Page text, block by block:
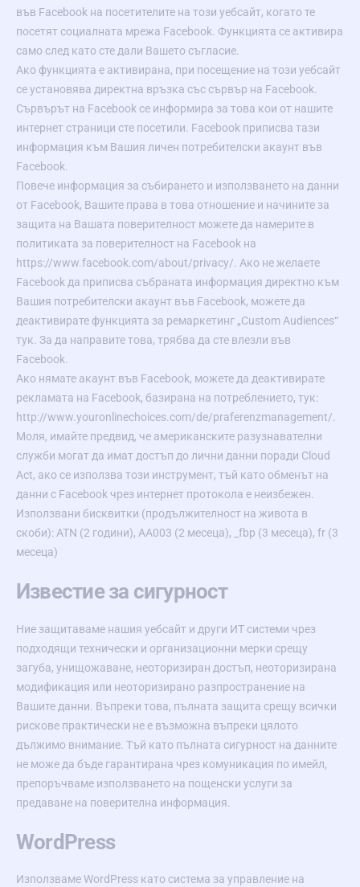
във Facebook на посетителите на този уебсайт, когато те
посетят социалната мрежа Facebook. Функцията се активира
само след като сте дали Вашето съгласие.
Ако функцията е активирана, при посещение на този уебсайт
се установява директна връзка със сървър на Facebook.
Сървърът на Facebook се информира за това кои от нашите
интернет страници сте посетили. Facebook приписва тази
информация към Вашия личен потребителски акаунт във
Facebook.
Повече информация за събирането и използването на данни
от Facebook, Вашите права в това отношение и начините за
защита на Вашата поверителност можете да намерите в
политиката за поверителност на Facebook на
https://www.facebook.com/about/privacy/ . Ако не желаете
Facebook да приписва събраната информация директно към
Вашия потребителски акаунт във Facebook, можете да
деактивирате функцията за ремаркетинг „Custom Audiences“
тук. За да направите това, трябва да сте влезли във
Facebook.
Ако нямате акаунт във Facebook, можете да деактивирате
рекламата на Facebook, базирана на потреблението, тук:
http://www.youronlinechoices.com/de/praferenzmanagement/
Моля, имайте предвид, че американските разузнавателни
служби могат да имат достъп до лични данни поради Cloud
Act, ако се използва този инструмент, тъй като обменът на
данни с Facebook чрез интернет протокола е неизбежен.
Използвани бисквитки (продължителност на живота в
скоби): ATN (2 години), AA003 (2 месеца), _fbp (3 месеца), fr (3
месеца)
Известие за сигурност
Ние защитаваме нашия уебсайт и други ИТ системи чрез
подходящи технически и организационни мерки срещу
загуба, унищожаване, неоторизиран достъп, неоторизирана
модификация или неоторизирано разпространение на
Вашите данни. Въпреки това, пълната защита срещу всички
рискове практически не е възможна въпреки цялото
дължимо внимание. Тъй като пълната сигурност на данните
не може да бъде гарантирана чрез комуникация по имейл,
препоръчваме използването на пощенски услуги за
предаване на поверителна информация.
WordPress
Използваме WordPress като система за управление на